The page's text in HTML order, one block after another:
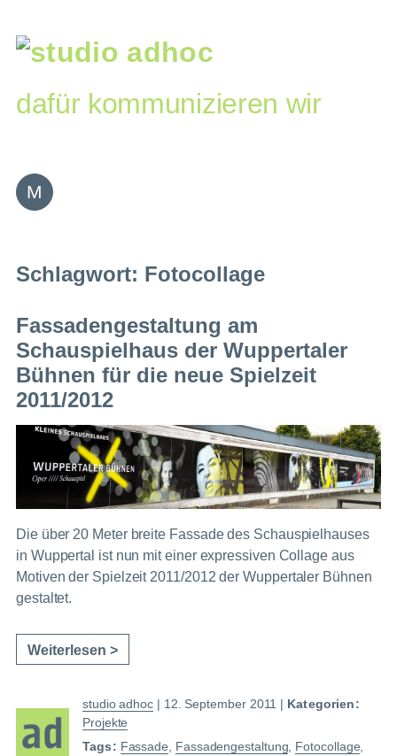
springen
dafür kommunizieren wir
Schlagwort: Fotocollage
Fassadengestaltung am
Schauspielhaus der Wuppertaler
Bühnen für die neue Spielzeit
2011/2012
Die über 20 Meter breite Fassade des Schauspielhauses
in Wuppertal ist nun mit einer expressiven Collage aus
Motiven der Spielzeit 2011/2012 der Wuppertaler Bühnen
gestaltet.
Weiterlesen >
studio adhoc | 12. September 2011 | Kategorien:
Projekte
Tags: Fassade, Fassadengestaltung, Fotocollage,